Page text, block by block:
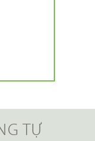
TỰ